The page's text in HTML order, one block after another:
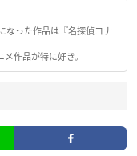
なった作品は『名探偵コナ
作品が特に好き。